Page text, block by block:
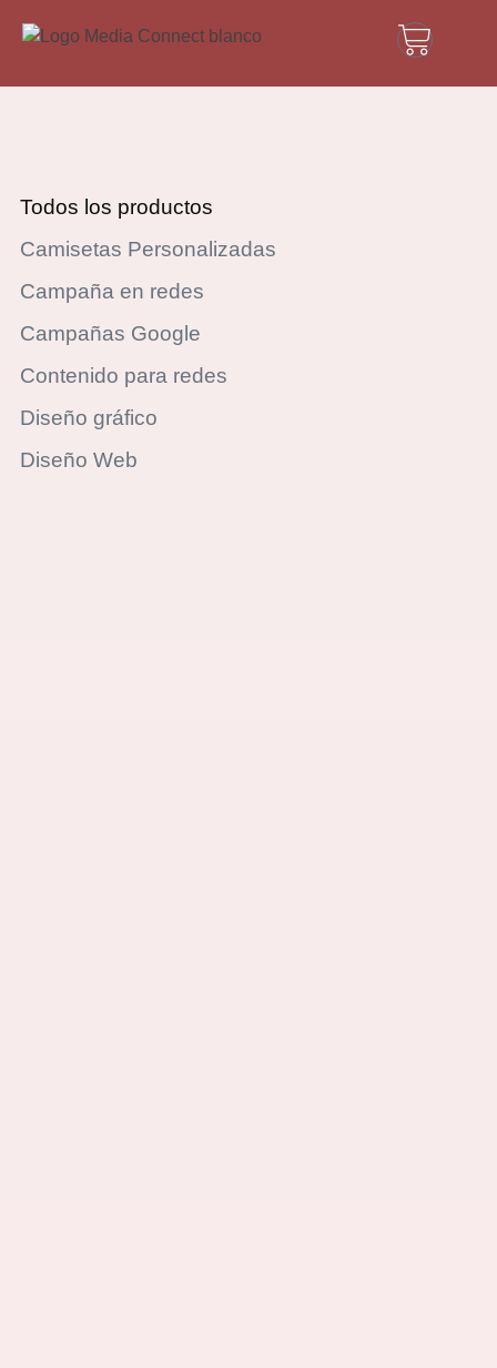
Camisetas Personalizadas
Campaña en redes
Campañas Google
Contenido para redes
Diseño gráfico
Diseño Web
Todos los productos